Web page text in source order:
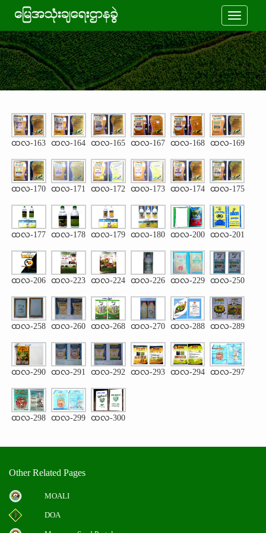
Toggle
ထလ-163 ထလ-164 ထလ-165 ထလ-167 ထလ-168 ထလ-169
ထလ-170 ထလ-171 ထလ-172 ထလ-173 ထလ-174 ထလ-175
ထလ-177 ထလ-178 ထလ-179 ထလ-180 ထလ-200 ထလ-201
ထလ-206 ထလ-223 ထလ-224 ထလ-226 ထလ-229 ထလ-250
ထလ-258 ထလ-260 ထလ-268 ထလ-270 ထလ-288 ထလ-289
ထလ-290 ထလ-291 ထလ-292 ထလ-293 ထလ-294 ထလ-297
ထလ-298 ထလ-299 ထလ-300
Other Related Pages
MOALI
DOA